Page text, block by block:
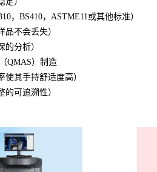
，BS410，ASTME11或其他标准）
品不会丢失）
的分析）
QMAS）制造
使其手持舒适度高）
的可追溯性）